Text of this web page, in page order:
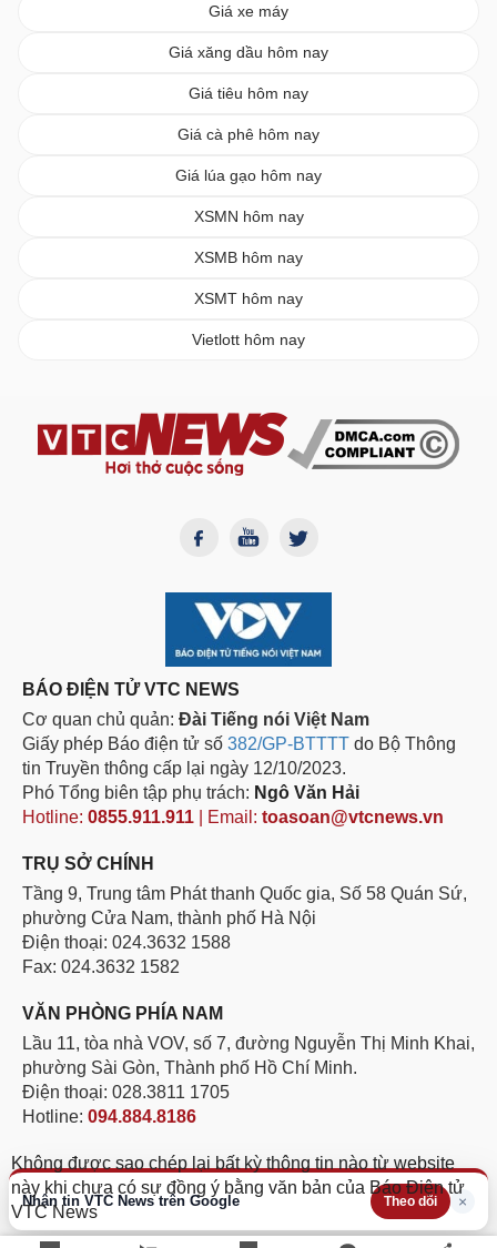
Nhận tin VTC News trên Google Theo dõi ×
Giá xe máy
Giá xăng dầu hôm nay
Giá tiêu hôm nay
Giá cà phê hôm nay
Giá lúa gạo hôm nay
XSMN hôm nay
XSMB hôm nay
XSMT hôm nay
Vietlott hôm nay
BÁO ĐIỆN TỬ VTC NEWS
Cơ quan chủ quản: Đài Tiếng nói Việt Nam
Giấy phép Báo điện tử số 382/GP-BTTTT do Bộ Thông
tin Truyền thông cấp lại ngày 12/10/2023.
Phó Tổng biên tập phụ trách: Ngô Văn Hải
Hotline: 0855.911.911 | Email: toasoan@vtcnews.vn
TRỤ SỞ CHÍNH
Tầng 9, Trung tâm Phát thanh Quốc gia, Số 58 Quán Sứ,
phường Cửa Nam, thành phố Hà Nội
Điện thoại: 024.3632 1588
Fax: 024.3632 1582
VĂN PHÒNG PHÍA NAM
Lầu 11, tòa nhà VOV, số 7, đường Nguyễn Thị Minh Khai,
phường Sài Gòn, Thành phố Hồ Chí Minh.
Điện thoại: 028.3811 1705
Hotline: 094.884.8186
Không được sao chép lại bất kỳ thông tin nào từ website
này khi chưa có sự đồng ý bằng văn bản của Báo Điện tử
VTC News